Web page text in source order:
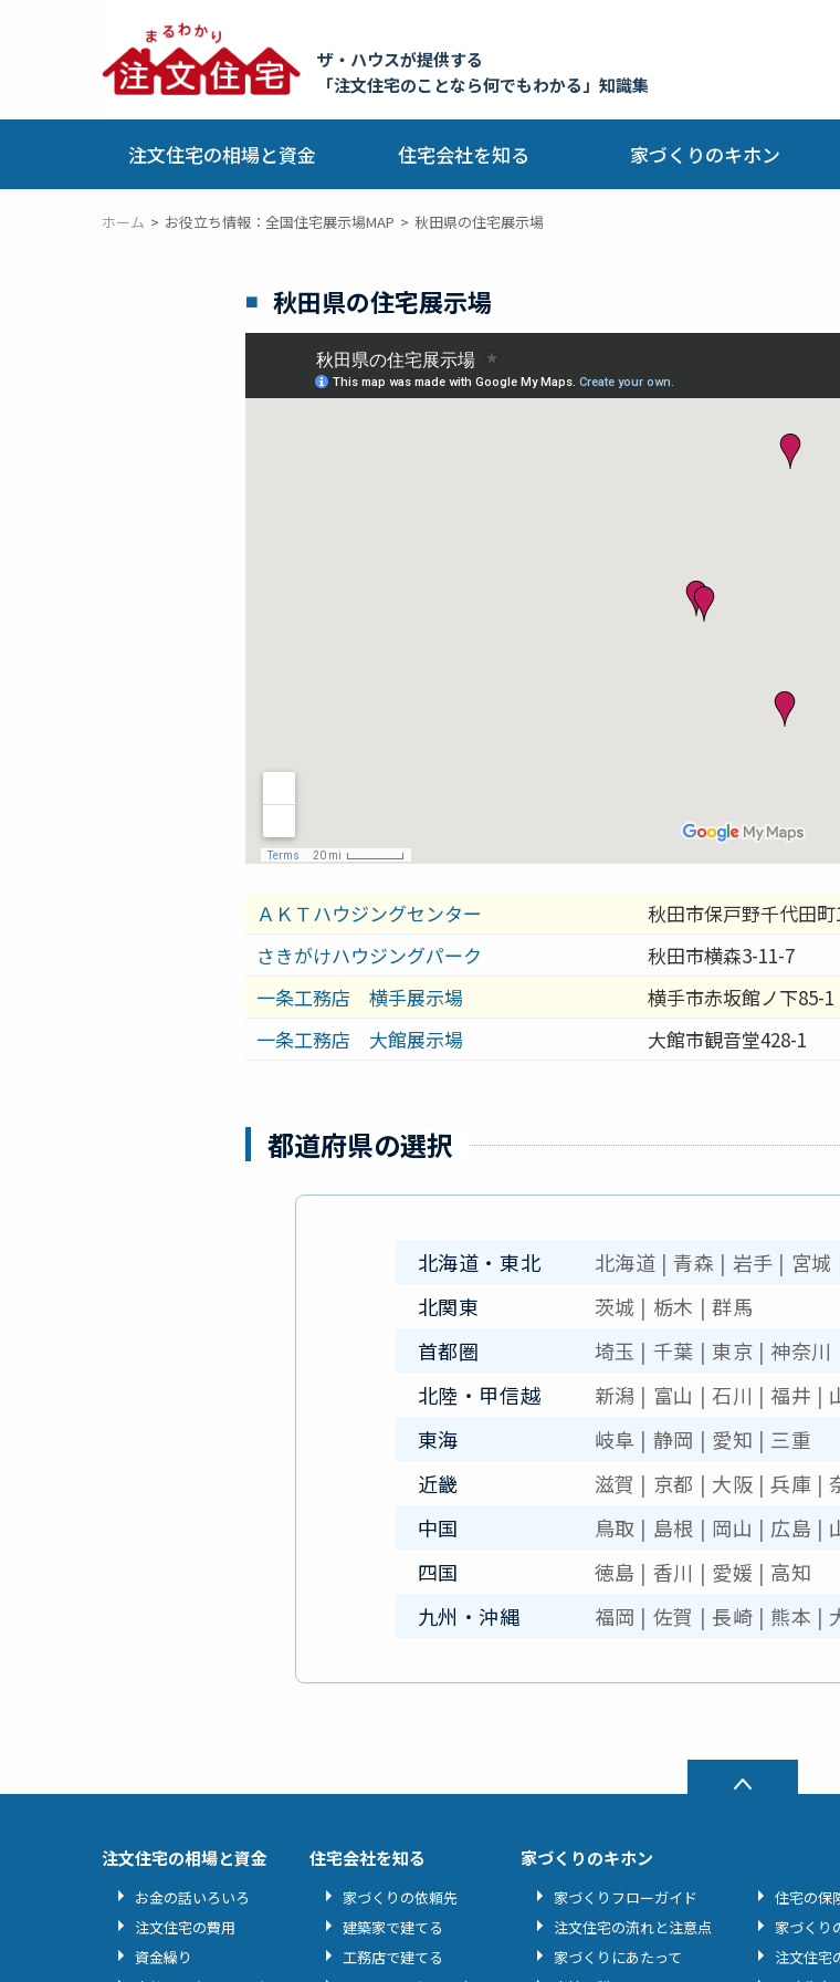
ザ・ハウスが提供する
「注文住宅のことなら何でもわかる」知識集
注文住宅の相場と資金 住宅会社を知る 家づくりのキホン
ホーム お役立ち情報：全国住宅展示場MAP 秋田県の住宅展示場
秋田県の住宅展示場
ＡＫＴハウジングセンター 秋田市保戸野千代田町
さきがけハウジングパーク
秋田市横森3-11-7
一条工務店 横手展示場
横手市赤坂館ノ下85-1
一条工務店 大館展示場
大館市観音堂428-1
都道府県の選択
北海道・東北 北海道 |青森 | 岩手 | 宮城
北関東
茨城 | 栃木 | 群馬
首都圏
埼玉 | 千葉 | 東京 | 神奈川
北陸・甲信越
新潟 | 富山 | 石川 | 福井 |
東海
岐阜 | 静岡 | 愛知 | 三重
近畿
滋賀 | 京都 | 大阪 |兵庫 |
中国
鳥取 | 島根 | 岡山 | 広島 |
四国
徳島 | 香川 | 愛媛 | 高知
九州・沖縄
福岡 | 佐賀 | 長崎 | 熊本 |
注文住宅の相場と資金
お金の話いろいろ
注文住宅の費用
資金繰り
住宅会社を知る
家づくりの依頼先
建築家で建てる
工務店で建てる
家づくりのキホン
家づくりフローガイド
注文住宅の流れと注意点
家づくりにあたって
住宅の保
家づくり
注文住宅